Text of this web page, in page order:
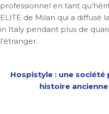
professionnel en tant
ELITE de Milan qui a diffusé
in Italy pendant plus de
l’étranger.
Hospistyle : une société
histoire